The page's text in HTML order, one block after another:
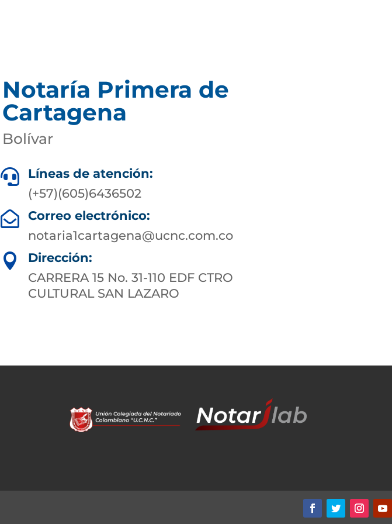
Notaría Primera de
Cartagena
Bolívar

Líneas de atención:
(+57)(605)6436502

Correo electrónico:
notaria1cartagena@ucnc.com.co

Dirección:
CARRERA 15 No. 31-110 EDF CTRO
CULTURAL SAN LAZARO